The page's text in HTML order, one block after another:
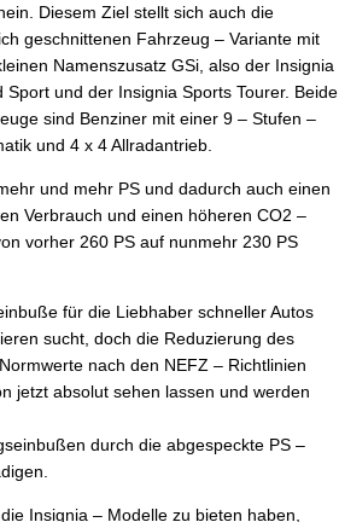
Diesem Ziel stellt sich auch die
geschnittenen Fahrzeug – Variante mit
Namenszusatz GSi, also der Insignia
Sport und der Insignia Sports Tourer. Beide
sind Benziner mit einer 9 – Stufen –
und 4 x 4 Allradantrieb.
und mehr PS und dadurch auch einen
Verbrauch und einen höheren CO2 –
vorher 260 PS auf nunmehr 230 PS
für die Liebhaber schneller Autos
sucht, doch die Reduzierung des
nach den NEFZ – Richtlinien
jetzt absolut sehen lassen und werden
durch die abgespeckte PS –
Insignia – Modelle zu bieten haben,